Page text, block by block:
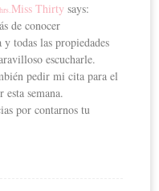
Miss Thirty says:
de conocer
todas las propiedades
escucharle.
pedir mi cita para el
esta semana.
por contarnos tu